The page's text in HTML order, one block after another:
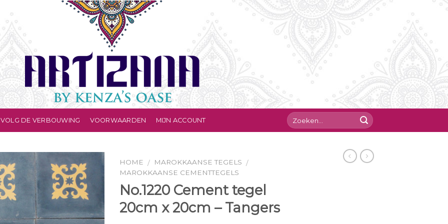
VOLG DE VERBOUWING VOORWAARDEN MIJN ACCOUNT
HOME / MAROKKAANSE TEGELS /
MAROKKAANSE CEMENTTEGELS
No.1220 Cement tegel
20cm x 20cm – Tangers